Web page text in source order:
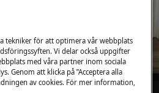
tekniker för att optimera vår webbplats
Vi delar också uppgifter
med våra partner inom sociala
Genom att klicka på ”Acceptera alla
av cookies. För mer information,